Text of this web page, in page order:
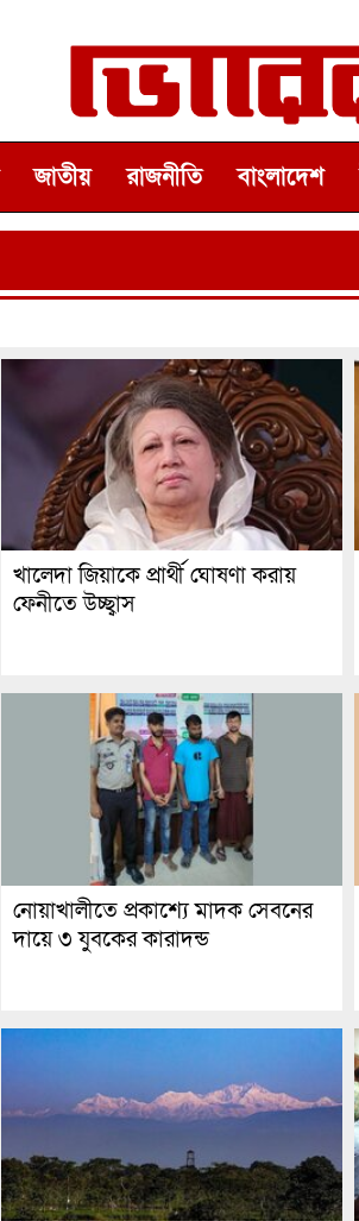
জাতীয় রাজনীতি বাংলাদেশ
খালেদা জিয়াকে প্রার্থী ঘোষণা করায়
ফেনীতে উচ্ছ্বাস
নোয়াখালীতে প্রকাশ্যে মাদক সেবনের
দায়ে ৩ যুবকের কারাদন্ড